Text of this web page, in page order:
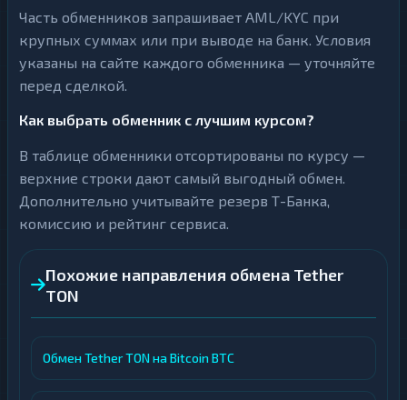
Часть обменников запрашивает AML/KYC при
крупных суммах или при выводе на банк. Условия
указаны на сайте каждого обменника — уточняйте
перед сделкой.
Как выбрать обменник с лучшим курсом?
В таблице обменники отсортированы по курсу —
верхние строки дают самый выгодный обмен.
Дополнительно учитывайте резерв Т-Банка,
комиссию и рейтинг сервиса.
Похожие направления обмена Tether
TON
Обмен Tether TON на Bitcoin BTC